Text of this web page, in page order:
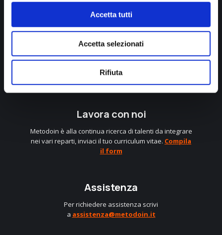
Accetta tutti
Accetta selezionati
Rifiuta
info@metodoin.it
LinkedinInstagram
Facebook
Lavora con noi
Metodoin è alla continua ricerca di talenti da integrare
nei vari reparti, inviaci il tuo curriculum vitae. Compila
il form
Assistenza
Per richiedere assistenza scrivi
a assistenza@metodoin.it